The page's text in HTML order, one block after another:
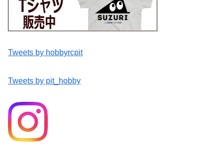
Tweets by hobbyrcpit
Tweets by pit_hobby